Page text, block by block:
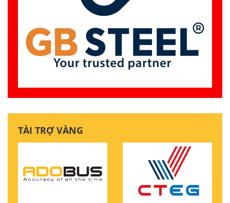
TÀI TRỢ VÀNG